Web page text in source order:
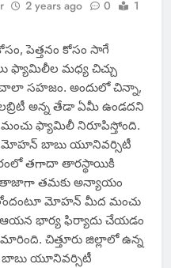
2 years ago 0
1
పెత్తనం కోసం సాగే
ఫ్యామిలీల మధ్య చిచ్చు
చాలా సహజం. అందులో చిన్నా,
అన్న తేడా ఏమీ ఉండదని
ఫ్యామిలీ నిరూపిస్తోంది.
మోహన్ బాబు యూనివర్సిటీ
తగాదా తారస్థాయికి
తాజాగా తమకు అన్యాయం
మోహన్ మీద మంచు
భార్య ఫిర్యాదు చేయడం
చిత్తూరు జిల్లాలో ఉన్న
యూనివర్సిటీ